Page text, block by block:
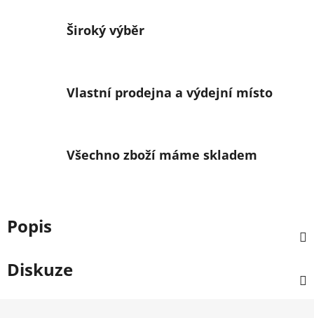
Široký výběr
Vlastní prodejna a výdejní místo
Všechno zboží máme skladem
Popis
Diskuze